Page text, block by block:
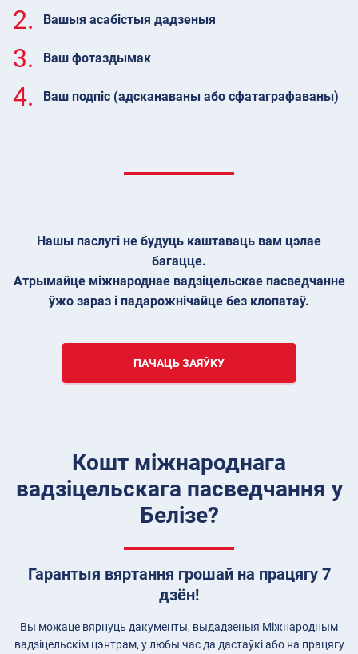
2. Вашыя асабістыя дадзеныя
3. Ваш фотаздымак
4. Ваш подпіс (адсканаваны або сфатаграфаваны)
Нашы паслугі не будуць каштаваць вам цэлае
багацце.
Атрымайце міжнароднае вадзіцельскае пасведчанне
ўжо зараз і падарожнічайце без клопатаў.
ПАЧАЦЬ ЗАЯЎКУ
Кошт міжнароднага
вадзіцельскага пасведчання у
Белізе?
Гарантыя вяртання грошай на працягу 7
дзён!
Вы можаце вярнуць дакументы, выдадзеныя Міжнародным
вадзіцельскім цэнтрам, у любы час да дастаўкі або на працягу